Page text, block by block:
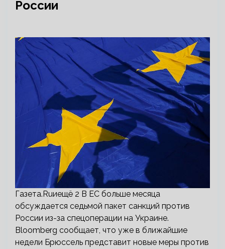
России
Газета.Ruиещё 2 В ЕС больше месяца
обсуждается седьмой пакет санкций против
России из-за спецоперации на Украине.
Bloomberg сообщает, что уже в ближайшие
недели Брюссель представит новые меры против